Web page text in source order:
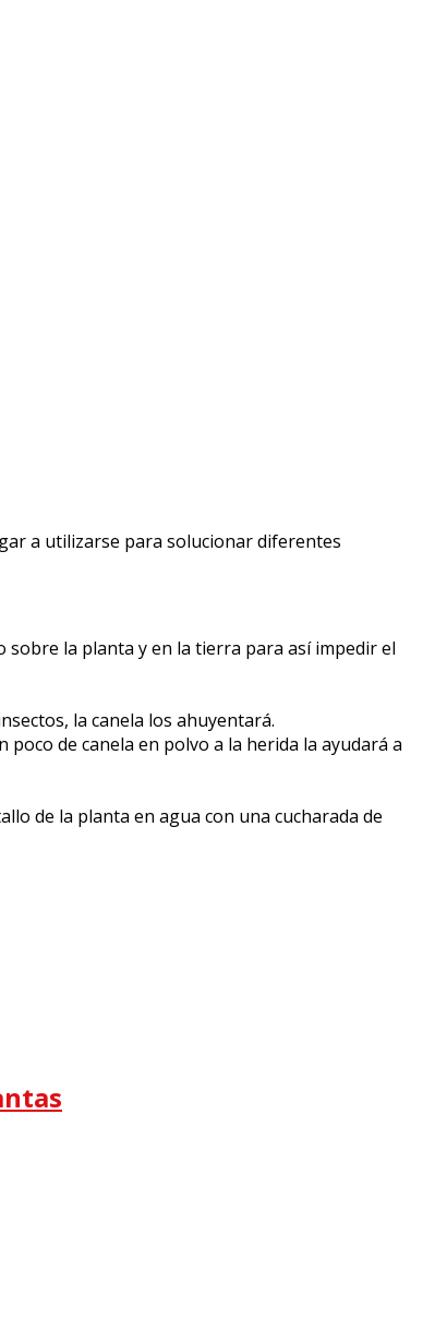
a utilizarse para solucionar diferentes
sobre la planta y en la tierra para así impedir el
la canela los ahuyentará.
de canela en polvo a la herida la ayudará a
de la planta en agua con una cucharada de